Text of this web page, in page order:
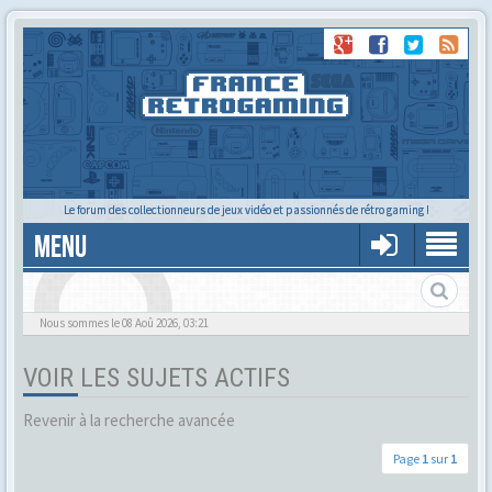
Le forum des collectionneurs de jeux vidéo et passionnés de rétro gaming !
MENU
Alors tu trouves ?
Nous sommes le 08 Aoû 2026, 03:21
VOIR LES SUJETS ACTIFS
Revenir à la recherche avancée
Page 1 sur 1